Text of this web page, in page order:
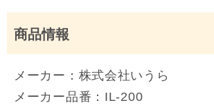
商品情報
メーカー：株式会社いうら
メーカー品番：IL-200